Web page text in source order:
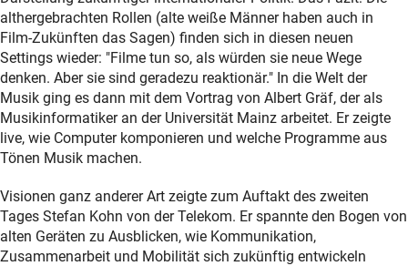
althergebrachten Rollen (alte weiße Männer haben auch in
Film-Zukünften das Sagen) finden sich in diesen neuen
Settings wieder: "Filme tun so, als würden sie neue Wege
denken. Aber sie sind geradezu reaktionär." In die Welt der
Musik ging es dann mit dem Vortrag von Albert Gräf, der als
Musikinformatiker an der Universität Mainz arbeitet. Er zeigte
live, wie Computer komponieren und welche Programme aus
Tönen Musik machen.
Visionen ganz anderer Art zeigte zum Auftakt des zweiten
Tages Stefan Kohn von der Telekom. Er spannte den Bogen von
alten Geräten zu Ausblicken, wie Kommunikation,
Zusammenarbeit und Mobilität sich zukünftig entwickeln